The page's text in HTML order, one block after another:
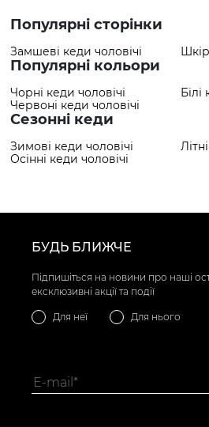
Популярні сторінки
Замшеві кеди чоловічі
Популярні кольори
Чорні кеди чоловічі
Білі
Червоні кеди чоловічі
Сезонні кеди
Зимові кеди чоловічі
Осінні кеди чоловічі
БУДЬ БЛИЖЧЕ
Підпишіться на новини про наші
ексклюзивні акції та події
Для неї Для нього